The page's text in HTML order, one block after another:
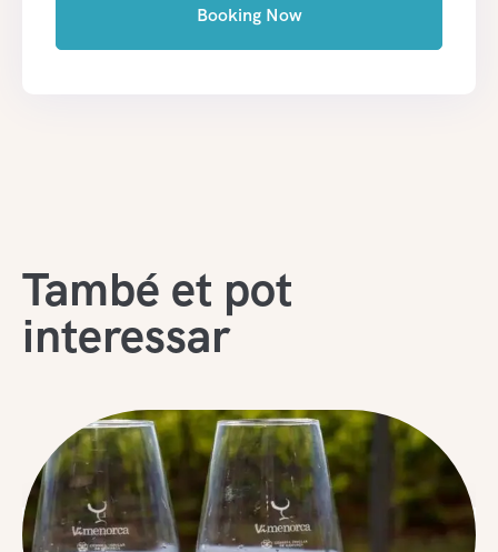
Booking Now
També et pot
interessar